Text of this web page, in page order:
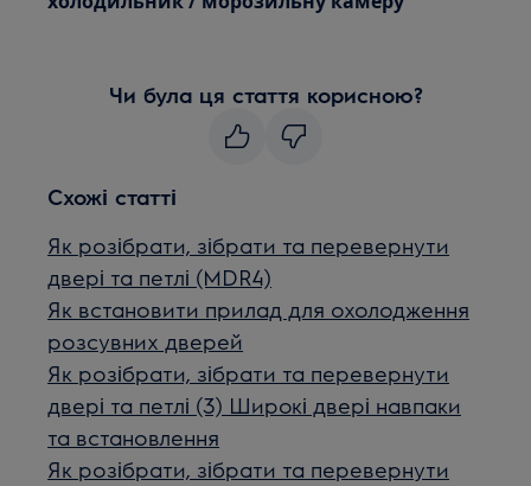
Чи була ця стаття корисною?
Схожі статті
Як розібрати, зібрати та перевернути
двері та петлі (MDR4)
Як встановити прилад для охолодження
розсувних дверей
Як розібрати, зібрати та перевернути
двері та петлі (3) Широкі двері навпаки
та встановлення
Як розібрати, зібрати та перевернути